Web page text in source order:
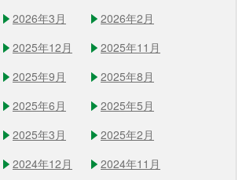
2026年3月
2026年2月
2025年12月
2025年11月
2025年9月
2025年8月
2025年6月
2025年5月
2025年3月
2025年2月
2024年12月
2024年11月